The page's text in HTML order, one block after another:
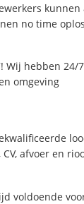
kunnen
no time
Wij hebben 24/7
omgeving
afvoer en
voldoende